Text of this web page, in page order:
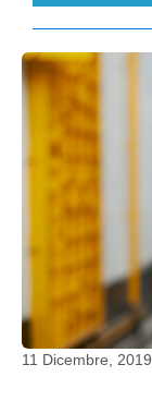
11 Dicembre, 2019